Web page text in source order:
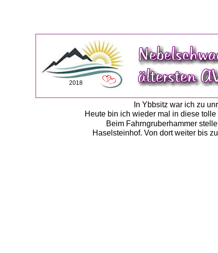
In Ybbsitz war ich zu
Heute bin ich wieder mal in diese
Beim Fahrngruberhammer
Haselsteinhof. Von dort weiter bis
2018